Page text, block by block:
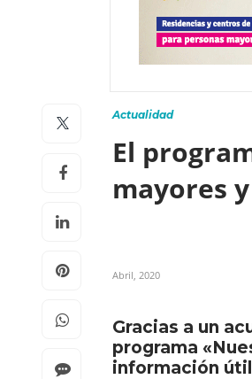
Actualidad
El
mayores
Abril, 2020
Gracias a un
programa
información